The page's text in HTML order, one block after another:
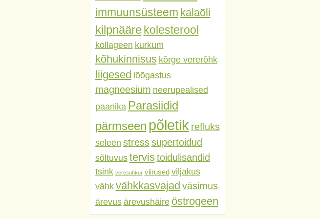
immuunsüsteem kalaõli
kilpnääre kolesterool
kollageen kurkum
kõhukinnisus kõrge vererõhk
liigesed lõõgastus
magneesium neerupealised
paanika Parasiidid
pärmseen põletik refluks
seleen stress supertoidud
sõltuvus tervis toidulisandid
tsink veresuhkur viirused viljakus
vähk vähkkasvajad väsimus
ärevus ärevushäire östrogeen